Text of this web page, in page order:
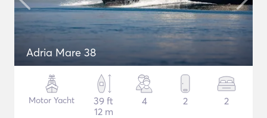
Adria Mare 38
Motor Yacht
39 ft
12 m
4 2 2